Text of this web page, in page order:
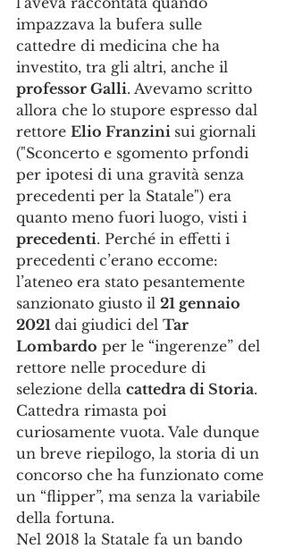
impazzava la bufera sulle
cattedre di medicina che ha
investito, tra gli altri, anche il
professor Galli. Avevamo scritto
allora che lo stupore espresso dal
rettore Elio Franzini sui giornali
("Sconcerto e sgomento prfondi
per ipotesi di una gravità senza
precedenti per la Statale") era
quanto meno fuori luogo, visti i
precedenti. Perché in effetti i
precedenti c’erano eccome:
l’ateneo era stato pesantemente
sanzionato giusto il 21 gennaio
2021 dai giudici del Tar
Lombardo per le “ingerenze” del
rettore nelle procedure di
selezione della cattedra di Storia.
Cattedra rimasta poi
curiosamente vuota. Vale dunque
un breve riepilogo, la storia di un
concorso che ha funzionato come
un “flipper”, ma senza la variabile
della fortuna.
Nel 2018 la Statale fa un bando